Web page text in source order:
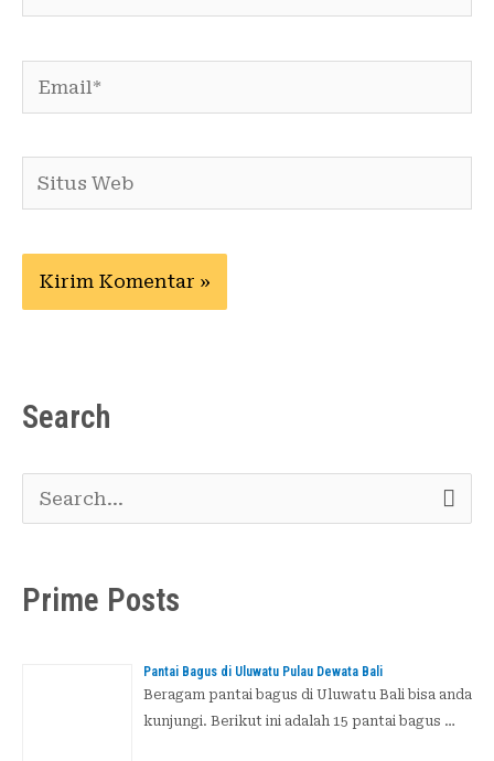
Email*
Situs
Web
Search
iPrime Posts
Pantai Bagus di Uluwatu Pulau Dewata Bali
Beragam pantai bagus di Uluwatu Bali bisa anda
kunjungi. Berikut ini adalah 15 pantai bagus …